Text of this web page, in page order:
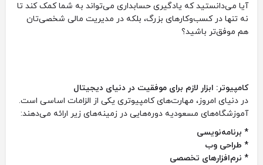
آیا می‌دانستید که یادگیری حسابداری می‌تواند به شما کمک کند تا
نه تنها در کسب‌وکارهای بزرگ، بلکه در مدیریت مالی شخصی‌تان
هم موفق‌تر باشید؟
کامپیوتر: ابزار لازم برای موفقیت در دنیای دیجیتال
در دنیای امروز، مهارت‌های کامپیوتری یکی از الزامات اساسی است.
آموزشگاه‌های مسعودیه دوره‌هایی در زمینه‌های زیر ارائه می‌دهند:
* برنامه‌نویسی
* طراحی وب
* نرم‌افزارهای تخصصی